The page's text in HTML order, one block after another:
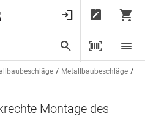
Metallbaubeschläge
Montage des